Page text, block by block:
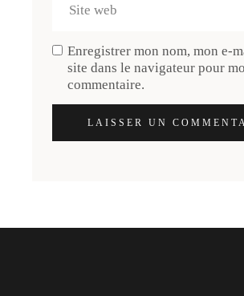
Enregistrer mon nom, mon e-
site dans le navigateur pour
commentaire.
LAISSER UN